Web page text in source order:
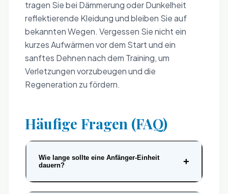
tragen Sie bei Dämmerung oder Dunkelheit
reflektierende Kleidung und bleiben Sie auf
bekannten Wegen. Vergessen Sie nicht ein
kurzes Aufwärmen vor dem Start und ein
sanftes Dehnen nach dem Training, um
Verletzungen vorzubeugen und die
Regeneration zu fördern.
Häufige Fragen (FAQ)
Wie lange sollte eine Anfänger-Einheit
dauern?
+